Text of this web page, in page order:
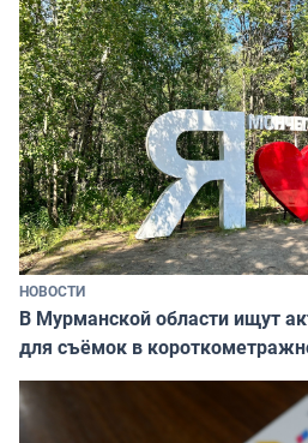
НОВОСТИ
В Мурманской области ищут
для съёмок в